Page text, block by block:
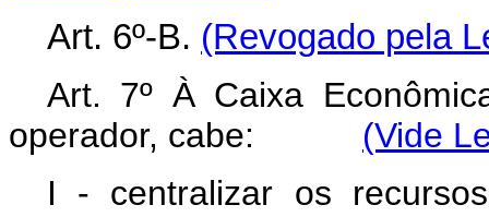
Art. 6º-B. (Revogado pela
Art. 7º À Caixa
operador, cabe: (Vide
I - centralizar os